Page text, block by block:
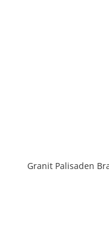
Granit Palisaden